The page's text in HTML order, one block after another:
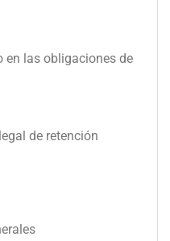
en las obligaciones de
de retención